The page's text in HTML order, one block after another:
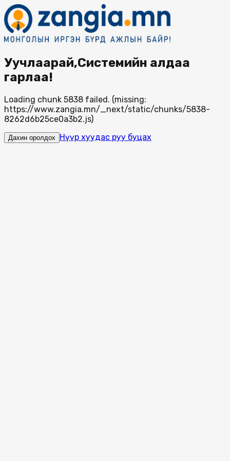
Уучлаарай,Системийн алдаа
гарлаа!
Loading chunk 5838 failed. (missing:
https://www.zangia.mn/_next/static/chunks/5838-
8262d6b25ce0a3b2.js)
Дахин оролдох Нүүр хуудас руу буцах